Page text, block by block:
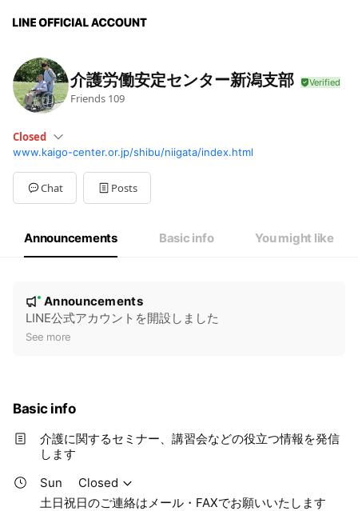
介護労働安定センター新潟支部
Friends 109
Closed
SunClosed
Mon09:00 - 17:15
Tue09:00 - 17:15
Wed09:00 - 17:15
09:00 - 17:15
SatClosed
土日祝日のご連絡はメール・FAXでお願いいたします
www.kaigo-center.or.jp/shibu/niigata/index.html
Chat Posts
Announcements Basic info You might like
e
New
Announcements
LINE公式アカウントを開設しました
See more
Basic info
介護に関するセミナー、講習会などの役立つ情報を発信
します
Sun
Closed
土日祝日のご連絡はメール・FAXでお願いいたします